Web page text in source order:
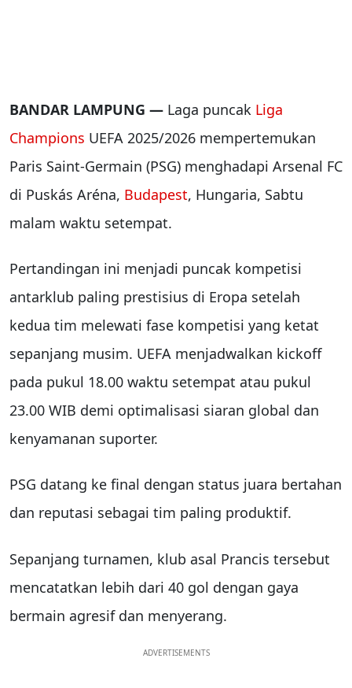
BANDAR LAMPUNG — Laga puncak Liga
Champions UEFA 2025/2026 mempertemukan
Paris Saint-Germain (PSG) menghadapi Arsenal FC
di Puskás Aréna, Budapest, Hungaria, Sabtu
malam waktu setempat.
Pertandingan ini menjadi puncak kompetisi
antarklub paling prestisius di Eropa setelah
kedua tim melewati fase kompetisi yang ketat
sepanjang musim. UEFA menjadwalkan kickoff
pada pukul 18.00 waktu setempat atau pukul
23.00 WIB demi optimalisasi siaran global dan
kenyamanan suporter.
PSG datang ke final dengan status juara bertahan
dan reputasi sebagai tim paling produktif.
Sepanjang turnamen, klub asal Prancis tersebut
mencatatkan lebih dari 40 gol dengan gaya
bermain agresif dan menyerang.
ADVERTISEMENTS